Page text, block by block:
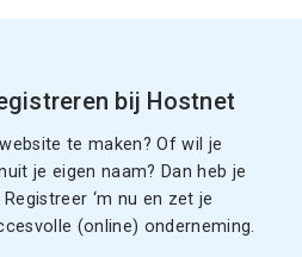
bij Hostnet
te maken? Of wil je
je eigen naam? Dan heb je
‘m nu en zet je
(online) onderneming.